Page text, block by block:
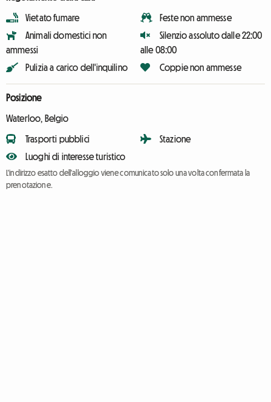
Vietato fumare
Animali domestici non
ammessi
Pulizia a carico dell'inquilino
Feste non ammesse
Silenzio assoluto dalle 22:00
alle 08:00
Coppie non ammesse
Posizione
Waterloo, Belgio
Trasporti pubblici
Luoghi di interesse turistico
Stazione
L'indirizzo esatto dell'alloggio viene comunicato solo una volta confermata la
prenotazione.